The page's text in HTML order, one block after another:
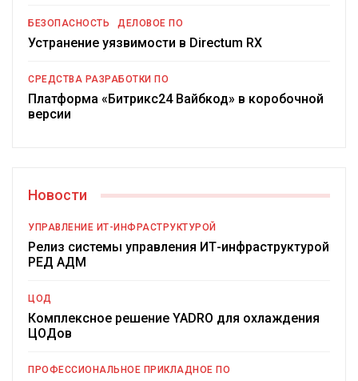
БЕЗОПАСНОСТЬ ДЕЛОВОЕ ПО
Устранение уязвимости в Directum RX
СРЕДСТВА РАЗРАБОТКИ ПО
Платформа «Битрикс24 Вайбкод» в коробочной
версии
Новости
УПРАВЛЕНИЕ ИТ-ИНФРАСТРУКТУРОЙ
Релиз системы управления ИТ-инфраструктурой
РЕД АДМ
ЦОД
Комплексное решение YADRO для охлаждения
ЦОДов
ПРОФЕССИОНАЛЬНОЕ ПРИКЛАДНОЕ ПО